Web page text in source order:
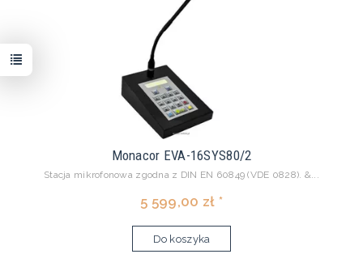
Monacor EVA-16SYS80/2
Stacja mikrofonowa zgodna z DIN EN 60849 (VDE 0828). &...
5 599,00 zł *
Do koszyka